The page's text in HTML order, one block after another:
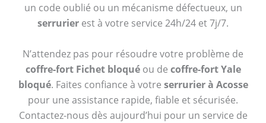
un code oublié ou un mécanisme défectueux, un
serrurier est à votre service 24h/24 et 7j/7.
N’attendez pas pour résoudre votre problème de
coffre-fort Fichet bloquéou de coffre-fort Yale
bloqué. Faites confiance à votre serrurier à Acosse
pour une assistance rapide, fiable et sécurisée.
Contactez-nous dès aujourd’hui pour un service de